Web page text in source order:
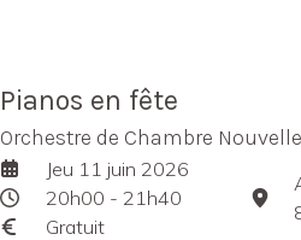
Pianos en fête
Orchestre de Chambre
Jeu 11 juin 2026
20h00 - 21h40
Gratuit